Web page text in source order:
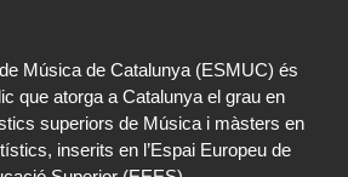
de Música de Catalunya (ESMUC) és
que atorga a Catalunya el grau en
superiors de Música i màsters en
inserits en l’Espai Europeu de